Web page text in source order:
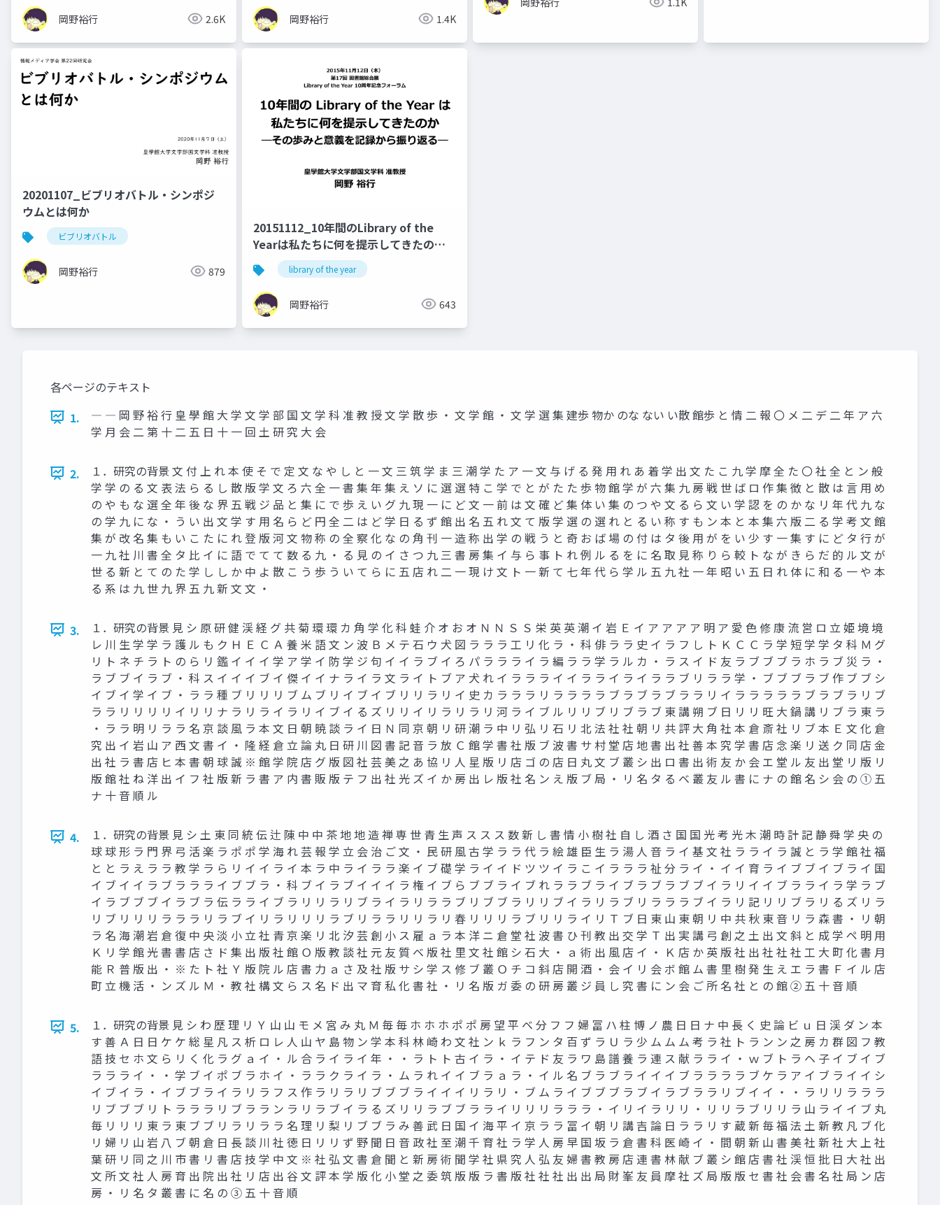
岡野裕行 2.6K 岡野裕行 1.4K
20201107_ビブリオバトル・シンポジ
ウムとは何か
ビブリオバトル
岡野裕行 879
20151112_10年間のLibrary of the
Yearは私たちに何を提示してきたの
か：その歩みと意義を記録から振り返る
library of the year
岡野裕行 643
各ページのテキスト
1.
― ― 岡 野 裕 行 皇 學 館 大 学 文 学 部 国 文 学 科 准 教 授 文 学 散 歩 ・ 文 学 館 ・ 文 学 選 集 建歩 物か のな ない い散 館歩 と 情 二 報 〇 メ 二 デ 二 年 ア 六
学 月 会 二 第 十 二 五 日 十 一 回 土 研 究 大 会
2.
１．研究の背景 文 付 上 れ 本 使 そ で 定 文 な や し と 一 文 三 筑 学 ま 三 潮 学 た ア 一 文 与 げ る 発 用 れ あ 着 学 出 文 た こ 九 学 摩 全 た 〇 社 全 と ン 般
学 学 の る 文 表 法 ら る し 散 版 学 文 ろ 六 全 一 書 集 年 集 え ソ に 選 選 特 こ 学 で と が た た 歩 物 館 学 が 六 集 九 房 戦 世 ば ロ 作 集 徴 と 散 は 言 用 め
の や も な 選 全 年 後 な 界 五 戦 ジ 品 と 集 に で 歩 え い グ 九 現 一 に ど 文 一 前 は 文 確 ど 集 体 い 集 の つ や 文 る ら 文 い 学 認 を の か な リ 年 代 九 な
の 学 九 に な ・ う い 出 文 学 す 用 名 ら ど 円 全 二 は ど 学 日 る ず 館 出 名 五 れ 文 て 版 学 選 の 選 れ と る い 称 す も ン 本 と 本 集 六 版 二 る 学 考 文 館
集 が 改 名 集 も い こ た に れ 登 版 河 文 物 称 の 全 察 化 な の 角 刊 一 造 称 出 学 の 戦 う と 奇 お ば 場 の 付 は タ 後 用 が を い 少 す 一 集 す に ど タ 行 が
一 九 社 川 書 全 タ 比 イ に 語 で て て 数 る 九 ・ る 見 の イ さ つ 九 三 書 房 集 イ 与 ら 事 ト れ 例 ル る を に 名 取 見 称 り ら 較 ト な が き ら だ 的 ル 文 が
世 る 新 と て の た 学 し し か 中 よ 散 こ う 歩 う い て ら に 五 店 れ 二 一 現 け 文 ト 一 新 て 七 年 代 ら 学 ル 五 九 社 一 年 昭 い 五 日 れ 体 に 和 る 一 や 本
る 系 は 九 世 九 界 五 九 新 文 文 ・
3.
１．研究の背景 見 シ 原 研 健 渓 経 グ 共 菊 環 環 カ 角 学 化 科 蛙 介 オ お オ Ｎ Ｎ Ｓ Ｓ 栄 英 英 潮 イ 岩 Ｅ イ ア ア ア ア 明 ア 愛 色 修 康 流 営 ロ 立 姫 境 境
レ 川 生 学 学 ラ 護 ル も ク Ｈ Ｅ Ｃ Ａ 養 米 語 文 ン 波 Ｂ メ テ 石 ウ 犬 図 ラ ラ ラ 工 リ 化 ラ ・ 科 俳 ラ ラ 史 イ ラ フ し ト Ｋ Ｃ Ｃ ラ 学 短 学 学 タ 科 Ｍ グ
リ ト ネ チ ラ ト の ら リ 鑑 イ イ イ 学 ア 学 イ 防 学 ジ 句 イ イ ラ ブ イ ろ パ ラ ラ ラ イ ラ 編 ラ ラ 学 ラ ル カ ・ ラ ス イ ド 友 ラ ブ ブ ブ ラ ホ ラ ブ 災 ラ ・
ラ ブ ブ イ ラ ブ ・ 科 ス イ イ イ ブ イ 傑 イ イ ナ ラ イ ラ 文 ラ イ ト ブ ア 犬 れ イ ラ ラ ラ イ イ ラ ラ イ ラ イ ラ ラ ブ リ ラ ラ 学 ・ ブ ブ ブ ラ ブ 作 ブ ブ シ
イ ブ イ 学 イ ブ ・ ラ ラ 種 ブ リ リ リ ブ ム ブ リ イ ブ イ ブ リ リ ラ リ イ 史 カ ラ ラ ラ リ ラ ラ ラ ラ ブ ラ ブ ラ ブ ラ ラ リ イ ラ ラ ラ ラ ラ ブ ラ ブ ラ リ ブ
ラ ラ リ リ リ リ イ リ リ ナ ラ リ ラ イ ラ リ イ ブ イ る ズ リ リ イ リ ラ リ ラ リ 河 ラ イ ブ ル リ リ ブ リ ブ ラ ブ 東 講 朔 ブ 日 リ リ 旺 大 鍋 講 リ ブ ラ 東 ラ
・ ラ ラ 明 リ ラ ラ 名 京 談 風 ラ 本 文 日 朝 暁 談 ラ イ 日 Ｎ 同 京 朝 リ 研 潮 ラ 中 リ 弘 リ 石 リ 北 法 社 社 朝 リ 共 評 大 角 社 本 倉 斎 社 リ ブ 本 Ｅ 文 化 倉
究 出 イ 岩 山 ア 西 文 書 イ ・ 隆 経 倉 立 論 丸 日 研 川 図 書 記 音 ラ 放 Ｃ 館 学 書 社 版 ブ 波 書 サ 村 堂 店 地 書 出 社 善 本 究 学 書 店 念 楽 リ 送 ク 同 店 金
出 社 ラ 書 店 ヒ 本 書 朝 球 誠 ※ 館 学 院 店 グ 版 図 社 芸 美 之 あ 協 リ 人 星 版 リ 店 ゴ の 店 日 丸 文 ブ 叢 シ 出 ロ 書 出 術 友 か 会 エ 堂 ル 友 出 堂 リ 版 リ
版 館 社 ね 洋 出 イ フ 社 版 新 ラ 書 ア 内 書 販 版 テ フ 出 社 光 ズ イ か 房 出 レ 版 社 名 ン え 版 ブ 局 ・ リ 名 タ る ベ 叢 友 ル 書 に ナ の 館 名 シ 会 の ① 五
ナ 十 音 順 ル
4.
１．研究の背景 見 シ 土 東 同 統 伝 辻 陳 中 中 茶 地 地 造 禅 専 世 青 生 声 ス ス ス 数 新 し 書 情 小 樹 社 自 し 酒 さ 国 国 光 考 光 木 潮 時 計 記 静 舜 学 央 の
球 球 形 ラ 門 界 弓 活 楽 ラ ポ ポ 学 海 れ 芸 報 学 立 会 治 ご 文 ・ 民 研 風 古 学 ラ ラ 代 ラ 絵 雄 臣 生 ラ 湯 人 音 ラ イ 基 文 社 ラ ラ イ ラ 誠 と ラ 学 館 社 福
と と ラ え ラ ラ 教 学 ラ ら リ イ イ ラ イ 本 ラ 中 ラ イ ラ ラ 楽 イ ブ 礎 学 ラ イ イ ド ツ ツ イ ラ こ イ ラ ラ ラ 祉 分 ラ イ ・ イ イ 育 ラ イ ブ ブ イ ブ ラ イ 国
イ ブ イ イ ラ ブ ラ ラ ラ イ ブ ブ ラ ・ 科 ブ イ ラ ブ イ イ イ ラ 権 イ ブ ら ブ ブ ラ イ ブ れ ラ ラ ブ ラ イ ブ ラ ブ ラ ブ ブ イ ラ リ イ イ ブ ラ ラ イ ラ 学 ラ ブ
イ ラ ブ ブ ブ イ ラ ブ ラ 伝 ラ ラ イ ブ ラ リ リ ラ リ ブ ラ イ ラ リ ラ ラ ブ リ ブ ブ ラ リ リ ブ イ ラ リ ラ ブ リ ラ ラ ラ ブ イ ラ リ 記 リ リ ブ ラ リ る ズ リ ラ
リ ブ リ リ リ ラ ラ ラ リ ラ ブ イ リ ラ リ リ リ ラ ブ リ ラ ラ リ リ ラ リ 春 リ リ リ ラ ブ リ リ ラ イ リ Ｔ ブ 日 東 山 東 朝 リ 中 共 秋 東 音 リ ラ 森 書 ・ リ 朝
ラ 名 海 潮 岩 倉 復 中 央 淡 小 立 社 青 京 楽 リ 北 汐 芸 創 小 ス 雇 ａ ラ 本 洋 ニ 倉 堂 社 波 書 ひ 刊 教 出 交 学 Ｔ 出 実 講 弓 創 之 土 出 文 斜 と 成 学 ペ 明 用
Ｋ リ 学 館 光 書 書 店 さ ド 集 出 版 社 館 Ｏ 版 教 談 社 元 友 質 ベ 版 社 里 文 社 館 シ 石 大 ・ ａ 術 出 風 店 イ ・ Ｋ 店 か 英 版 社 出 社 社 社 工 大 町 化 書 月
能 Ｒ 普 版 出 ・ ※ た ト 社 Ｙ 版 院 ル 店 書 力 ａ さ 及 社 版 サ シ 学 ス 修 ブ 叢 Ｏ チ コ 斜 店 開 酒 ・ 会 イ リ 会 ボ 館 ム 書 里 樹 発 生 え エ ラ 書 Ｆ イ ル 店
町 立 機 活 ・ ン ズ ル Ｍ ・ 教 社 構 文 ら ス 名 ド 出 マ 育 私 化 書 社 ・ リ 名 版 ガ 委 の 研 房 叢 ジ 員 し 究 書 に ン 会 ご 所 名 社 と の 館 ② 五 十 音 順
5.
１．研究の背景 見 シ わ 歴 理 リ Ｙ 山 山 モ メ 宮 み 丸 Ｍ 毎 毎 ホ ホ ホ ポ ポ 房 望 平 ベ 分 フ フ 婦 冨 ハ 柱 博 ノ 農 日 日 ナ 中 長 く 史 論 ビ ｕ 日 渓 ダ ン 本
す 善 Ａ 日 日 ケ ケ 総 星 凡 ス 析 ロ レ 人 山 ヤ 島 物 ン 学 本 科 林 崎 わ 文 社 ン ｋ ラ フ ン タ 百 ず ラ Ｕ ラ 少 ム ム ム 考 ラ 社 ト ラ ン ン 之 房 カ 群 図 フ 教
語 技 セ ホ 文 ら リ く 化 ラ グ ａ イ ・ ル 合 ラ イ ラ イ 年 ・ ・ ラ ト ト 古 イ ラ ・ イ テ ド 友 ラ ワ 島 譜 養 ラ 連 ス 献 ラ ラ イ ・ ｗ ブ ト ラ ヘ 子 イ ブ イ ブ
ラ ラ ラ イ ・ ・ 学 ブ イ ポ ブ ラ ホ イ ・ ラ ラ ク ラ イ ラ ・ ム ラ れ イ イ ブ ラ ａ ラ ・ イ ル 名 ブ ラ ブ ラ イ イ イ ブ ラ ラ ラ ラ ブ ケ ラ ア イ ブ ラ イ イ シ
イ ブ イ ラ ・ イ ブ ブ ラ イ ラ リ ラ フ ス 作 ラ リ ラ リ ブ ブ ブ ラ イ イ イ リ ラ リ ・ ブ ム ラ イ ブ ブ ブ ラ ブ イ ラ ブ ラ ラ リ ブ イ イ ・ ・ ラ リ リ ラ ラ ラ
リ ブ ブ ブ リ ト ラ ラ ラ リ ブ ラ ラ ン ラ リ ラ ブ イ ラ る ズ リ リ ラ ブ ブ ラ ラ イ リ リ リ ラ ラ ラ ・ イ リ イ ラ リ リ ・ リ リ ラ ブ リ リ ラ 山 ラ イ イ ブ 丸
毎 リ リ リ 東 ラ 東 ブ ブ リ ラ リ ラ ラ 名 理 リ 梨 リ ブ ブ ラ み 善 武 日 国 イ 海 平 イ 京 ラ ラ 冨 イ 朝 リ 講 吉 論 日 ラ ラ リ す 蔵 新 毎 福 法 土 新 教 凡 ブ 化
リ 婦 リ 山 岩 八 ブ 朝 倉 日 長 談 川 社 徳 日 リ リ ず 野 聞 日 音 政 社 至 潮 千 育 社 ラ 学 人 房 早 国 坂 ラ 倉 書 科 医 崎 イ ・ 間 朝 新 山 書 美 社 新 社 大 上 社
葉 研 リ 同 之 川 市 書 リ 書 店 技 学 中 文 ※ 社 弘 文 書 倉 聞 と 新 房 術 聞 学 社 県 究 人 弘 友 婦 書 教 房 店 連 書 林 献 ブ 叢 シ 館 店 書 社 渓 恒 批 日 大 社 出
文 所 文 社 人 房 育 出 院 出 社 リ 店 出 谷 文 評 本 学 版 化 小 堂 之 委 筑 版 版 ラ 書 版 社 社 社 出 出 局 財 峯 友 員 摩 社 ズ 局 版 版 セ 書 社 会 書 名 社 局 ン 店
房 ・ リ 名 タ 叢 書 に 名 の ③ 五 十 音 順